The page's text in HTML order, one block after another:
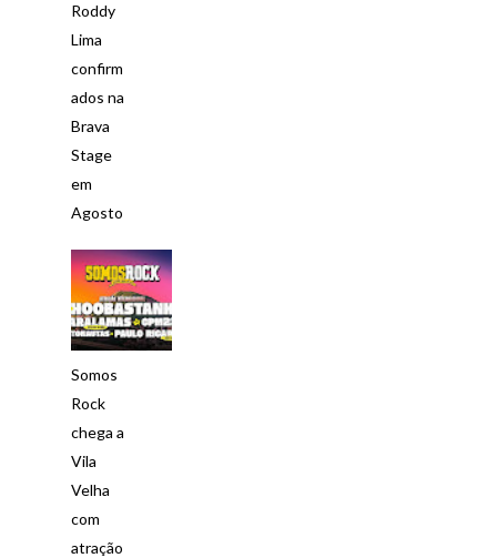
Roddy
Lima
confirm
ados na
Brava
Stage
em
Agosto
Somos
Rock
chega a
Vila
Velha
com
atração